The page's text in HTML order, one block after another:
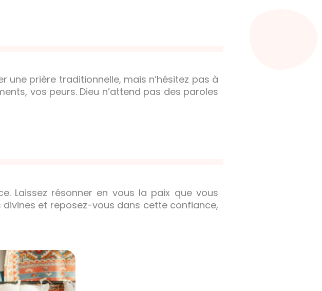
une prière traditionnelle, mais n’hésitez pas à
vos peurs. Dieu n’attend pas des paroles
Laissez résonner en vous la paix que vous
divines et reposez-vous dans cette confiance,